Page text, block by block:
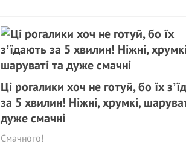
Ці рогалики хоч не готуй, бо їх
за 5 хвилин! Ніжні, хрумкі,
дуже смачні
Смачного!